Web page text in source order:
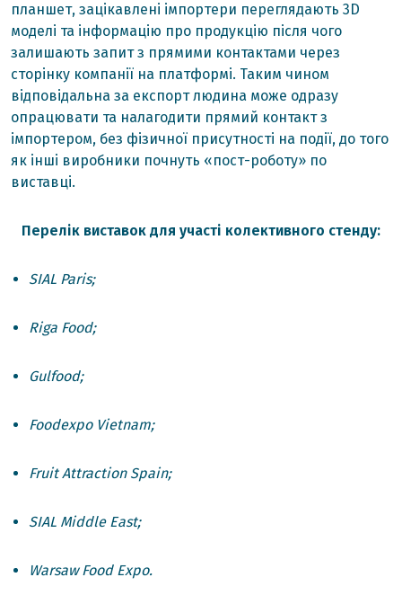
планшет, зацікавлені імпортери переглядають 3D
моделі та інформацію про продукцію після чого
залишають запит з прямими контактами через
сторінку компанії на платформі. Таким чином
відповідальна за експорт людина може одразу
опрацювати та налагодити прямий контакт з
імпортером, без фізичної присутності на події, до того
як інші виробники почнуть «пост-роботу» по
виставці.
Перелік виставок для участі колективного стенду:
SIAL Paris;
Riga Food;
Gulfood;
Foodexpo Vietnam;
Fruit Attraction Spain;
SIAL Middle East;
Warsaw Food Expo.